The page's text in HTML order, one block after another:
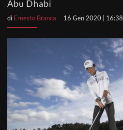
Abu Dhabi
di Ernesto Branca 16 Gen 2020 | 16:38